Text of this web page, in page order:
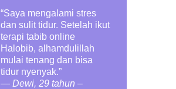
“Saya mengalami stres
dan sulit tidur. Setelah ikut
terapi tabib online
Halobib, alhamdulillah
mulai tenang dan bisa
tidur nyenyak.”
— Dewi, 29 tahun –